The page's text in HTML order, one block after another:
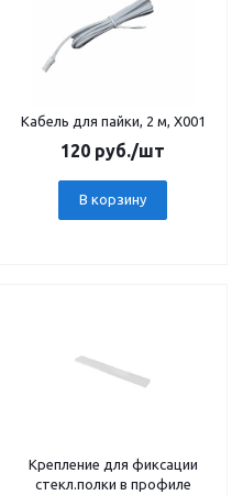
Кабель для пайки, 2 м, X001
120 руб./шт
В корзину
Крепление для фиксации
стекл.полки в профиле